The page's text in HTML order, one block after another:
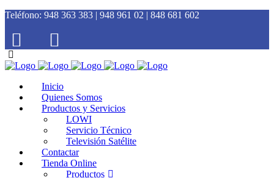
Teléfono: 948 363 383 | 948 961 02 | 848 681 602
Inicio
Quienes Somos
Productos y Servicios
LOWI
Servicio Técnico
Televisión Satélite
Contactar
Tienda Online
Productos